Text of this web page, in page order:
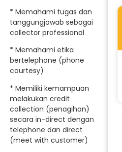
* Memahami tugas dan
tanggungjawab sebagai
collector professional
* Memahami etika
bertelephone (phone
courtesy)
* Memiliki kemampuan
melakukan credit
collection (penagihan)
secara in-direct dengan
telephone dan direct
(meet with customer)